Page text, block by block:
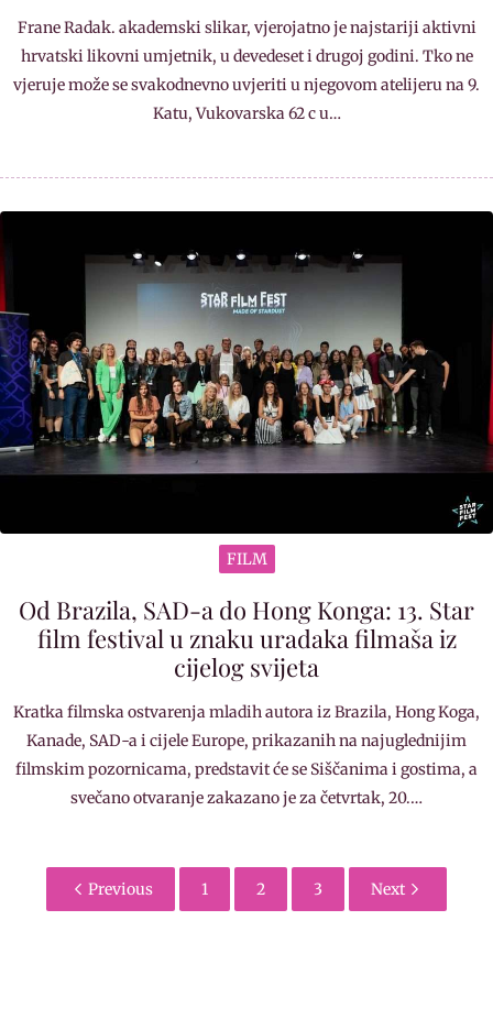
Frane Radak. akademski slikar, vjerojatno je najstariji aktivni
hrvatski likovni umjetnik, u devedeset i drugoj godini. Tko ne
vjeruje može se svakodnevno uvjeriti u njegovom atelijeru na 9.
Katu, Vukovarska 62 c u…
FILM
Od Brazila, SAD-a do Hong Konga: 13. Star
film festival u znaku uradaka filmaša iz
cijelog svijeta
Kratka filmska ostvarenja mladih autora iz Brazila, Hong Koga,
Kanade, SAD-a i cijele Europe, prikazanih na najuglednijim
filmskim pozornicama, predstavit će se Siščanima i gostima, a
svečano otvaranje zakazano je za četvrtak, 20.…
Previous 1 2 3 Next